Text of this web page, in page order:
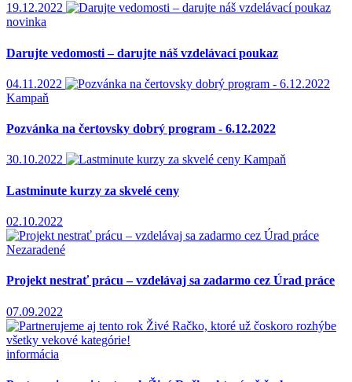
19.12.2022
novinka
Darujte vedomosti – darujte náš vzdelávací poukaz
04.11.2022
Kampaň
Pozvánka na čertovsky dobrý program - 6.12.2022
30.10.2022 Kampaň
Lastminute kurzy za skvelé ceny
02.10.2022
Nezaradené
Projekt nestrať prácu – vzdelávaj sa zadarmo cez Úrad práce
07.09.2022
informácia